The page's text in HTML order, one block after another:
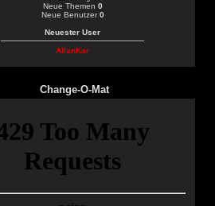
Neue Themen 0
Neue Benutzer0
Neuester User
AllanKar
Change-O-Mat